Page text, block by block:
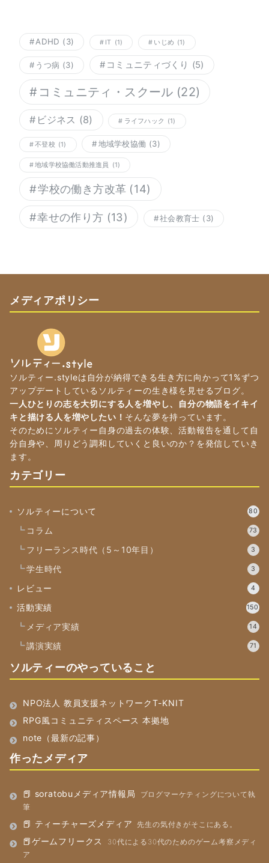
ADHD (3) IT (1) いじめ (1)
うつ病 (3) コミュニティづくり (5)
コミュニティ・スクール (22)
ビジネス (8) ライフハック (1)
不登校 (1) 地域学校協働 (3)
地域学校協働活動推進員 (1)
学校の働き方改革 (14)
幸せの作り方 (13) 社会教育士 (3)
メディアポリシー
ソルティー.styleは自分が納得できる生き方に向かって1%ずつ
アップデートしているソルティーの生き様を見せるブログ。
一人ひとりの志を大切にする人を増やし、自分の物語をイキイ
キと描ける人を増やしたい！ そんな夢を持っています。
そのためにソルティー自身の過去の体験、活動報告を通して自
分自身や、周りどう調和していくと良いのか？を発信していき
ます。
カテゴリー
ソルティーについて 80
コラム 73
フリーランス時代（5～10年目） 3
学生時代 3
レビュー 4
活動実績 150
メディア実績 14
講演実績 71
ソルティーのやっていること
NPO法人 教員支援ネットワークT-KNIT
RPG風コミュニティスペース 本拠地
note（最新の記事）
作ったメディア
📕 soratobuメディア情報局
ブログマーケティングについて執
筆
📕 ティーチャーズメディア 先生の気付きがそこにある。
📕ゲームフリークス
30代による30代のためのゲーム考察メディ
ア